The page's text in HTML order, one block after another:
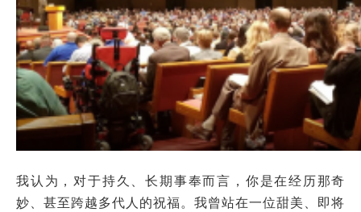
我认为，对于持久、长期事奉而言，你是在经历那奇
妙、甚至跨越多代人的祝福。我曾站在一位甜美、即将